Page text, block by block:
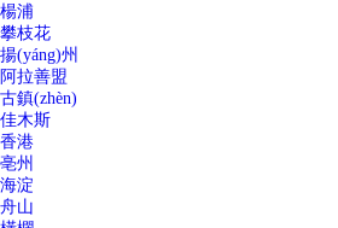
楊浦
攀枝花
揚(yáng)州
阿拉善盟
古鎮(zhèn)
佳木斯
香港
亳州
海淀
舟山